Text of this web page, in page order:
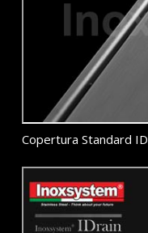
Copertura Standard